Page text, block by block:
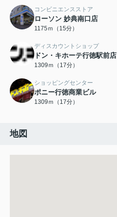
コンビニエンスストア
ローソン 妙典南口店
1175ｍ（15分）
ディスカウントショップ
ドン・キホーテ行徳駅前店
1309ｍ（17分）
ショッピングセンター
ポニー行徳商業ビル
1309ｍ（17分）
地図